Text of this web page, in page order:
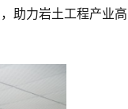
助力岩土工程产业高